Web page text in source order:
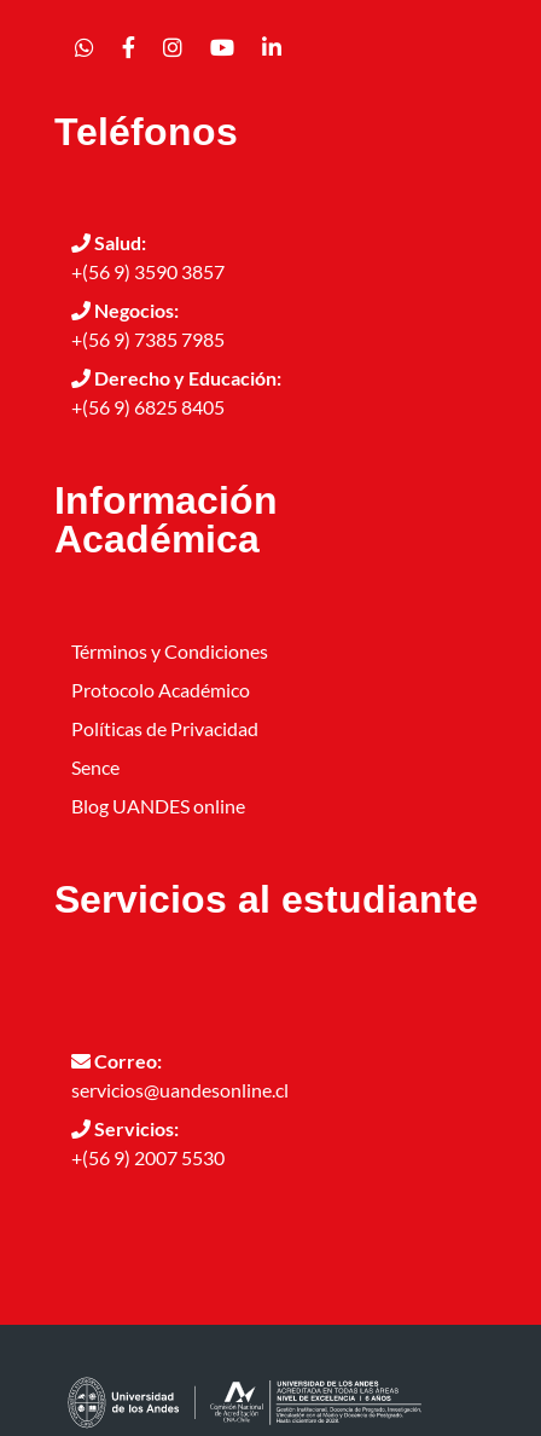
Teléfonos
Salud:
+(56 9) 3590 3857
Negocios:
+(56 9) 7385 7985
Derecho y Educación:
+(56 9) 6825 8405
Información
Académica
Términos y Condiciones
Protocolo Académico
Políticas de Privacidad
Sence
Blog UANDES online
Servicios al estudiante
Correo:
servicios@uandesonline.cl
Servicios:
+(56 9) 2007 5530